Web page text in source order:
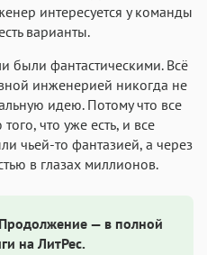
интересуется у команды
варианты.
были фантастическими. Всё
инженерией никогда не
идею. Потому что все
что уже есть, и все
чьей-то фантазией, а через
в глазах миллионов.
— в полной
на ЛитРес.